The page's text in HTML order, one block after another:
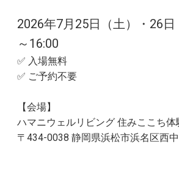
2026年7月25日（土）・26
～16:00
✅ 入場無料
✅ ご予約不要
【会場】
ハマニウェルリビング 住みここち体
〒434-0038 静岡県浜松市浜名区西